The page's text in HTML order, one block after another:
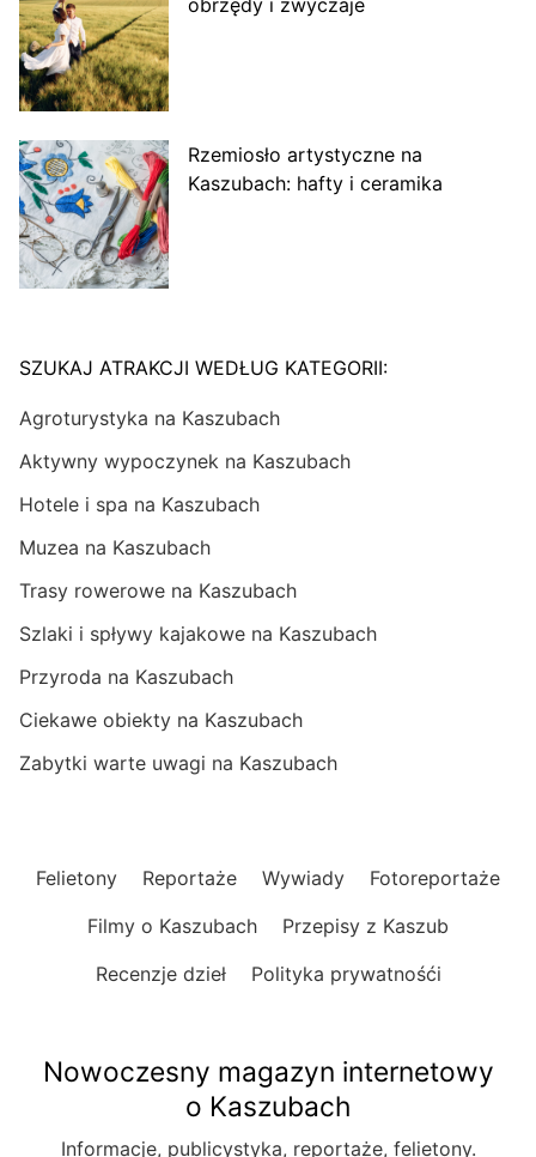
Rzemiosło artystyczne na
Kaszubach: hafty i ceramika
SZUKAJ ATRAKCJI WEDŁUG KATEGORII:
Agroturystyka na Kaszubach
Aktywny wypoczynek na Kaszubach
Hotele i spa na Kaszubach
Muzea na Kaszubach
Trasy rowerowe na Kaszubach
Szlaki i spływy kajakowe na Kaszubach
Przyroda na Kaszubach
Ciekawe obiekty na Kaszubach
Zabytki warte uwagi na Kaszubach
Felietony Reportaże Wywiady
Fotoreportaże
Filmy o Kaszubach
Przepisy z Kaszub
Recenzje dzieł
Polityka prywatnośći
Nowoczesny magazyn internetowy
o Kaszubach
Informacje, publicystyka, reportaże, felietony.